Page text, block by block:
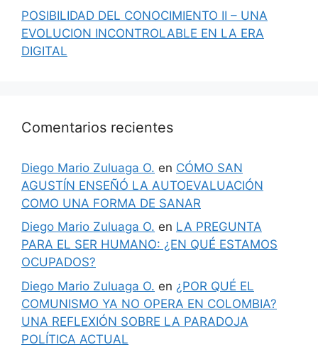
POSIBILIDAD DEL CONOCIMIENTO II – UNA
EVOLUCION INCONTROLABLE EN LA ERA
DIGITAL
Comentarios recientes
Diego Mario Zuluaga O. en CÓMO SAN
AGUSTÍN ENSEÑÓ LA AUTOEVALUACIÓN
COMO UNA FORMA DE SANAR
Diego Mario Zuluaga O. en LA PREGUNTA
PARA EL SER HUMANO: ¿EN QUÉ ESTAMOS
OCUPADOS?
Diego Mario Zuluaga O. en ¿POR QUÉ EL
COMUNISMO YA NO OPERA EN COLOMBIA?
UNA REFLEXIÓN SOBRE LA PARADOJA
POLÍTICA ACTUAL